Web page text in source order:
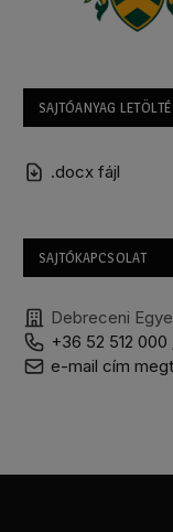
SAJTÓANYAG
.docx fájl
SAJTÓKAPCSOLAT
Debreceni
+36 52 512 000
e-mail cím